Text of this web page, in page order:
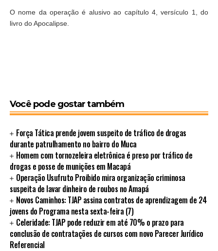
O nome da operação é alusivo ao capítulo 4, versículo 1, do
livro do Apocalipse.
Você pode gostar também
Força Tática prende jovem suspeito de tráfico de drogas
durante patrulhamento no bairro do Muca
Homem com tornozeleira eletrônica é preso por tráfico de
drogas e posse de munições em Macapá
Operação Usufruto Proibido mira organização criminosa
suspeita de lavar dinheiro de roubos no Amapá
Novos Caminhos: TJAP assina contratos de aprendizagem de 24
jovens do Programa nesta sexta-feira (7)
Celeridade: TJAP pode reduzir em até 70% o prazo para
conclusão de contratações de cursos com novo Parecer Jurídico
Referencial